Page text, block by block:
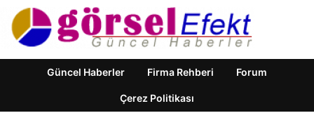
Güncel Haberler Firma Rehberi Forum
Çerez Politikası